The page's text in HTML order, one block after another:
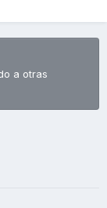
a otras